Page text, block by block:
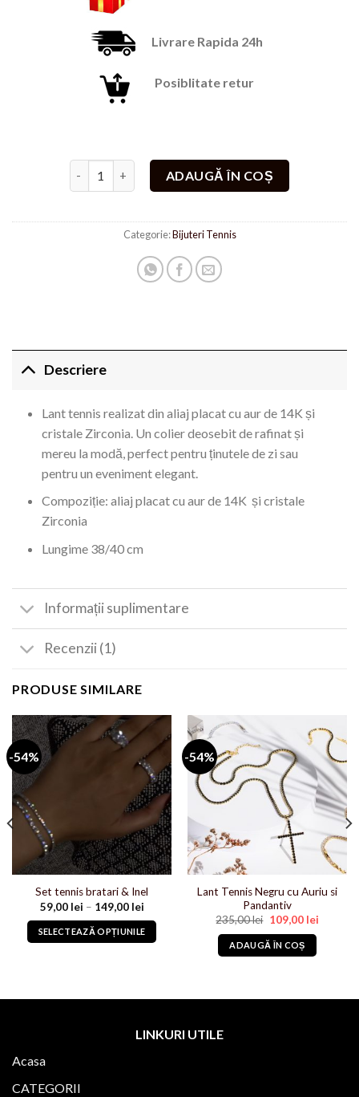
Livrare Rapida 24h
Posiblitate retur
Cantitate Lant Tennis 40"IceADAUGĂ ÎN COȘ
Categorie:Bijuteri Tennis
Descriere
Lant tennis realizat din aliaj placat cu aur de 14K și
cristale Zirconia. Un colier deosebit de rafinat și
mereu la modă, perfect pentru ținutele de zi sau
pentru un eveniment elegant.
Compoziție: aliaj placat cu aur de 14K și cristale
Zirconia
Lungime 38/40 cm
Informații suplimentare
Recenzii (1)
PRODUSE SIMILARE
-54%
Set tennis bratari & Inel
59,00 lei – 149,00 lei
SELECTEAZĂ OPȚIUNILE
mai
-54%
Lant Tennis Negru cu Auriu si
Pandantiv
235,00lei Prețul
inițial
a
fost:
235,00 lei.
109,00 leiPrețul
ADAUGĂ ÎN COȘ
LINKURI UTILE
Acasa
CATEGORII